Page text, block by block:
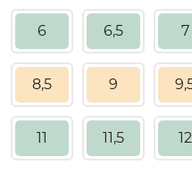
6 6,5 7
8,5 9
11 11,5 12